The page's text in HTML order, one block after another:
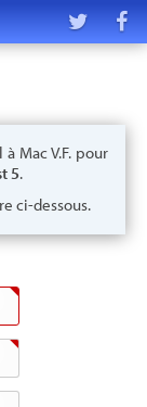
Mac V.F. pour
5.
ci-dessous.